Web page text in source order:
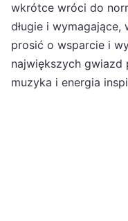
wkrótce wróci do
długie i
prosić o wsparcie i
największych gwiazd
muzyka i energia